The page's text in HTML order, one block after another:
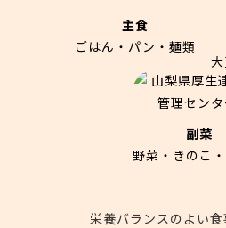
主食
ごはん・パン・麺類
副菜
野菜・きのこ
栄養バランスのよい